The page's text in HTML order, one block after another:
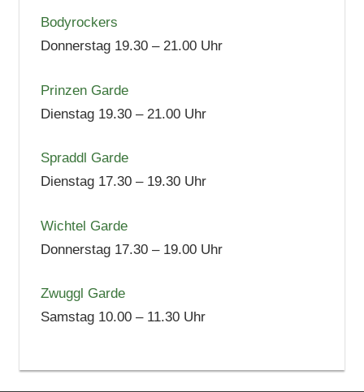
Bodyrockers
Donnerstag 19.30 – 21.00 Uhr
Prinzen Garde
Dienstag 19.30 – 21.00 Uhr
Spraddl Garde
Dienstag 17.30 – 19.30 Uhr
Wichtel Garde
Donnerstag 17.30 – 19.00 Uhr
Zwuggl Garde
Samstag 10.00 – 11.30 Uhr